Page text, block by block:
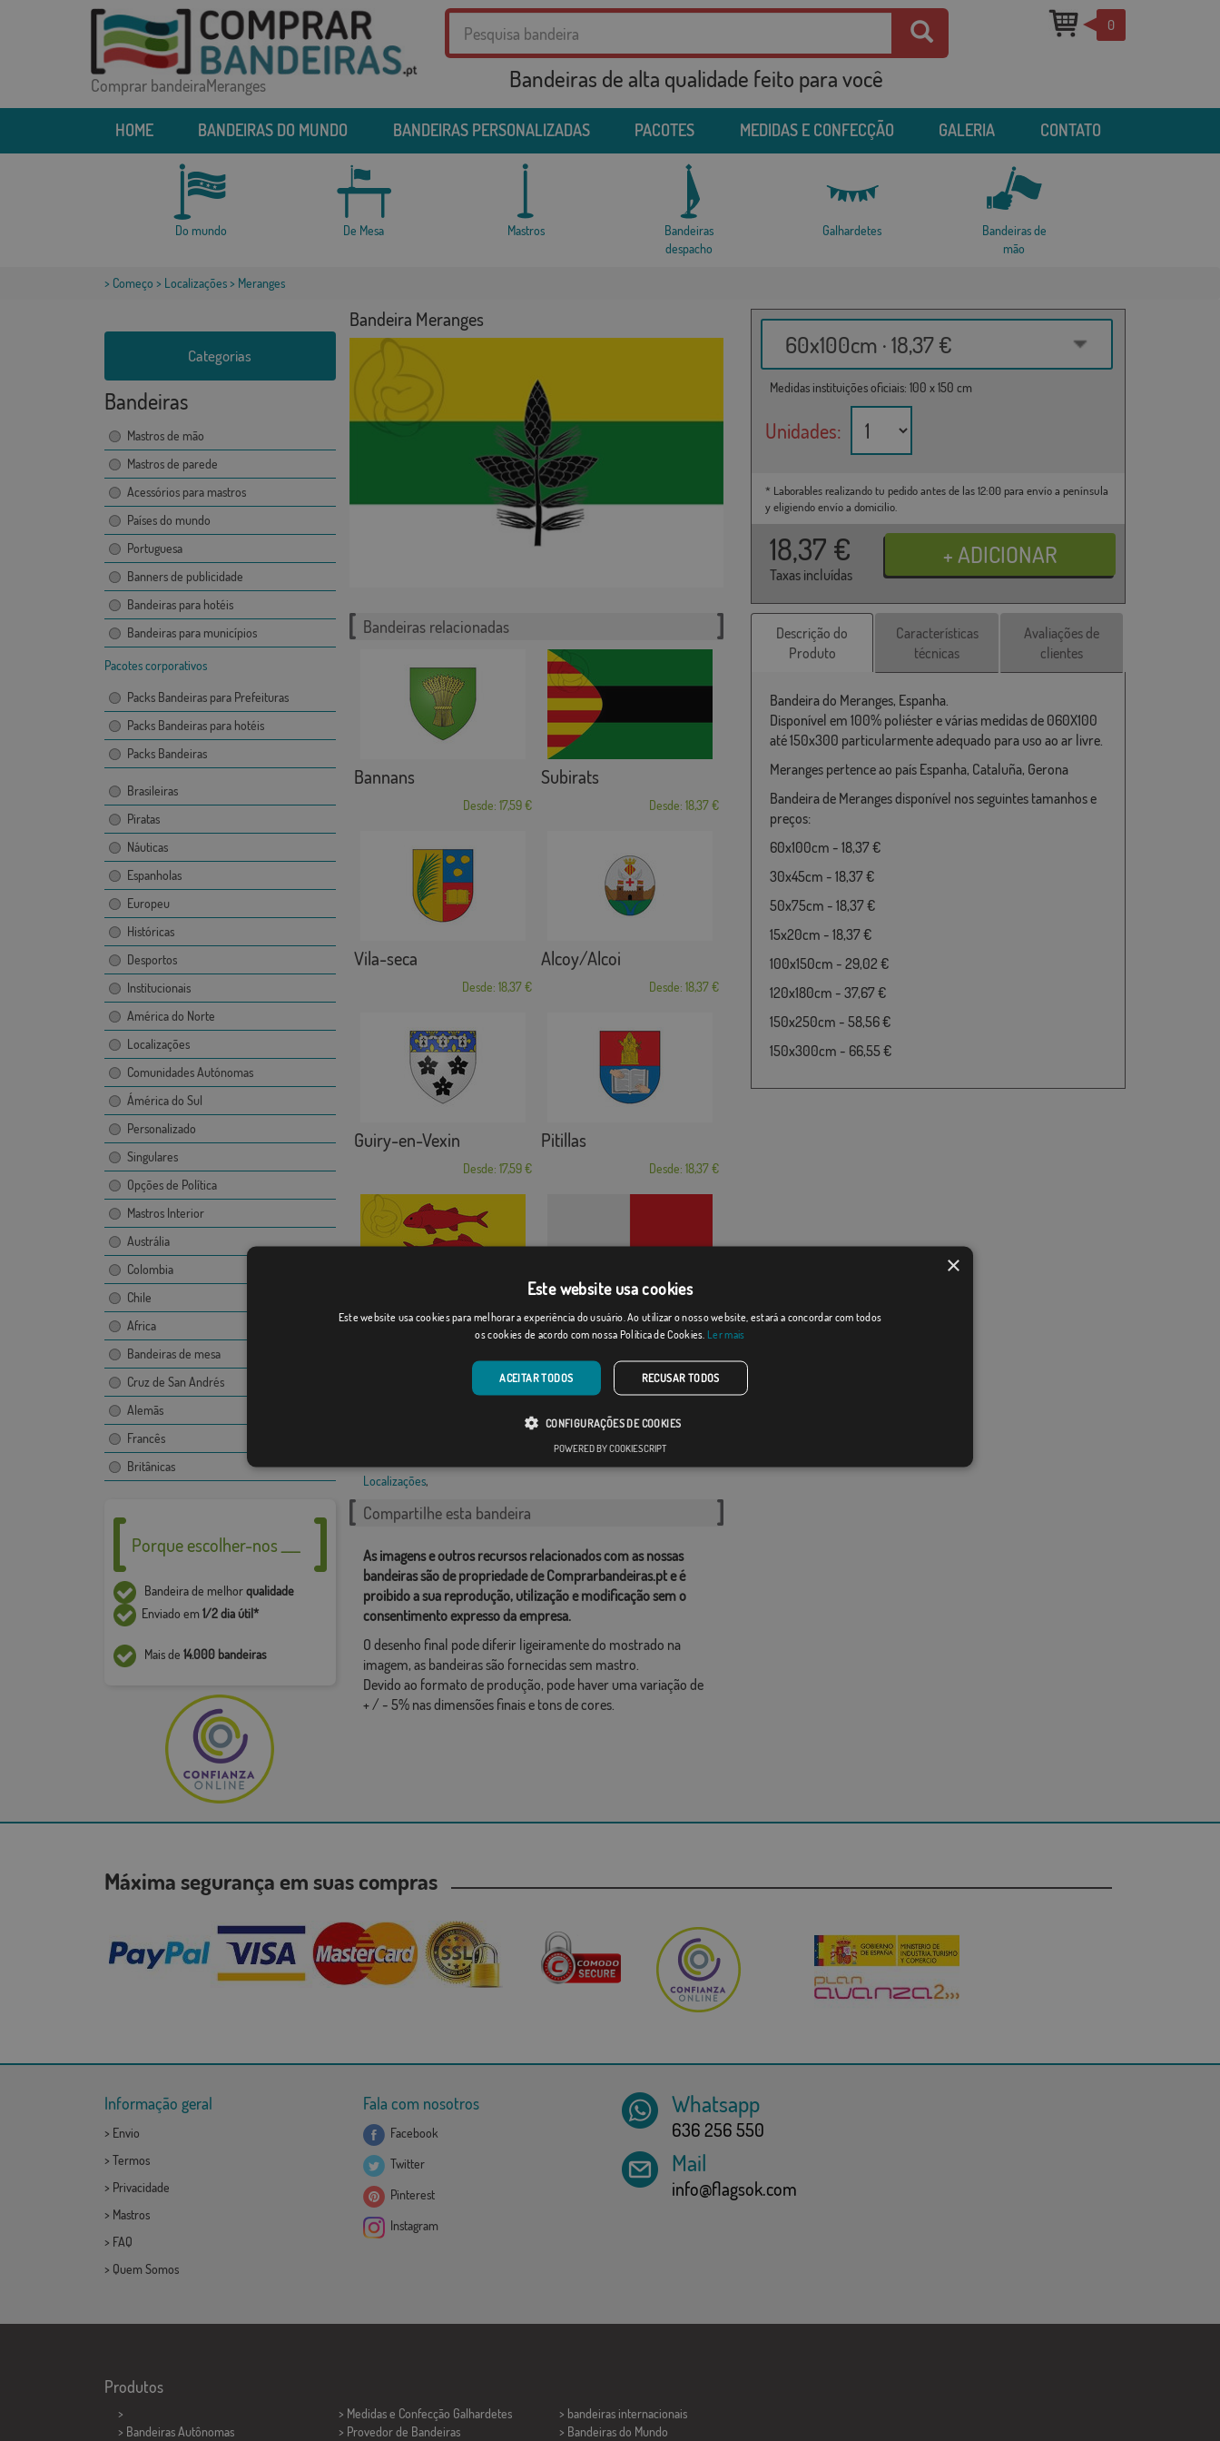
Comprar bandeiraMeranges Bandeiras de alta qualidade feito para você
0
HOME BANDEIRAS DO MUNDO BANDEIRAS PERSONALIZADAS PACOTES MEDIDAS E CONFECÇÃO GALERIA CONTATO
Do mundo De Mesa Mastros
Bandeiras
despacho
Galhardetes
Bandeiras de
mão
> Começo > Localizações> Meranges
Categorias
Bandeiras
Mastros de mão
Mastros de parede
Acessórios para mastros
Países do mundo
Portuguesa
Banners de publicidade
Bandeiras para hotéis
Bandeiras para municípios
Pacotes corporativos
Packs Bandeiras para Prefeituras
Packs Bandeiras para hotéis
Packs Bandeiras
Brasileiras
Piratas
Náuticas
Espanholas
Europeu
Históricas
Desportos
Institucionais
América do Norte
Localizações
Comunidades Autónomas
Ámérica do Sul
Personalizado
Singulares
Opções de Política
Mastros Interior
Austrália
Colombia
Chile
Africa
Bandeiras de mesa
Cruz de San Andrés
Alemãs
Francês
Britânicas
Porque escolher-nos ___
Bandeira de melhorqualidade
Enviado em1/2 dia útil*
Mais de 14.000 bandeiras
Bandeira Meranges
60x100cm · 18,37 €
Medidas instituições oficiais: 100 x 150 cm
Unidades:
* Laborables realizando tu pedido antes de las 12:00 para envío a península
y eligiendo envío a domicilio.
18,37 €
Taxas incluídas
Bandeiras relacionadas
Bannans
Desde: 17,59 €
Subirats
Desde: 18,37 €
Vila-seca
Desde: 18,37 €
Alcoy/Alcoi
Desde: 18,37 €
Guiry-en-Vexin
Desde: 17,59 €
Pitillas
Desde: 18,37 €
Vallmoll
Lumbrales
Localizações,
Compartilhe esta bandeira
As imagens e outros recursos relacionados com as nossas
bandeiras são de propriedade de Comprarbandeiras.pt e é
proibido a sua reprodução, utilização e modificação sem o
consentimento expresso da empresa.
O desenho final pode diferir ligeiramente do mostrado na
imagem, as bandeiras são fornecidas sem mastro.
Devido ao formato de produção, pode haver uma variação de
+ / - 5% nas dimensões finais e tons de cores.
Descrição do
Produto
Características
técnicas
Avaliações de
clientes
Bandeira do Meranges, Espanha.
Disponível em 100% poliéster e várias medidas de 060X100
até 150x300 particularmente adequado para uso ao ar livre.
Meranges pertence ao país Espanha, Cataluña, Gerona
Bandeira de Meranges disponível nos seguintes tamanhos e
preços:
60x100cm - 18,37 €
30x45cm - 18,37 €
50x75cm - 18,37 €
15x20cm - 18,37 €
100x150cm - 29,02 €
120x180cm - 37,67 €
150x250cm - 58,56 €
150x300cm - 66,55 €
Máxima segurança em suas compras
Informação geral
> Envio
> Termos
> Privacidade
> Mastros
> FAQ
> Quem Somos
Fala com nosotros
Facebook
Twitter
Pinterest
Instagram
Whatsapp
636 256 550
Mail
info@flagsok.com
Produtos
>
> Bandeiras Autônomas
> Medidas e Confecção Galhardetes
> Provedor de Bandeiras
> bandeiras internacionais
> Bandeiras do Mundo
×
Este website usa cookies
Este website usa cookies para melhorar a experiência do usuário. Ao utilizar o nosso website, estará a concordar com todos
os cookies de acordo com nossa Política de Cookies. Ler mais
ACEITAR TODOS RECUSAR TODOS
CONFIGURAÇÕES DE COOKIES
POWERED BY COOKIESCRIPT